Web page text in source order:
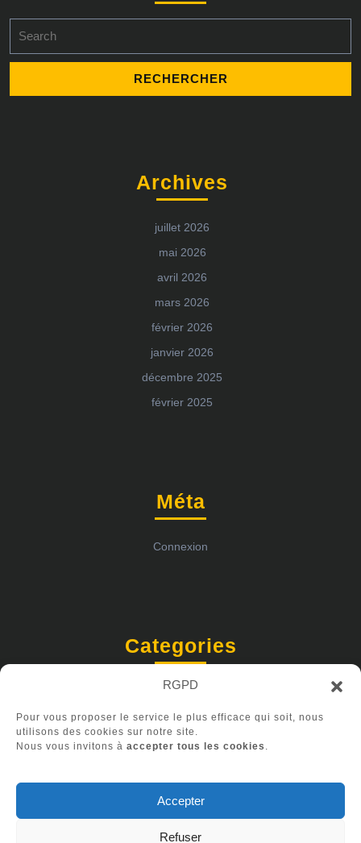
RGPD
Pour vous proposer le service le plus efficace qui soit, nous
utilisons des cookies sur notre site.
Nous vous invitons à accepter tous les cookies .
Accepter
Refuser
for:
Archives
juillet 2026
mai 2026
avril 2026
mars 2026
février 2026
janvier 2026
décembre 2025
février 2025
Méta
Connexion
Categories
Actualités